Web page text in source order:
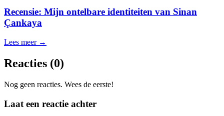
Recensie: Mijn ontelbare identiteiten van Sinan
Çankaya
Lees meer →
Reacties (0)
Nog geen reacties. Wees de eerste!
Laat een reactie achter